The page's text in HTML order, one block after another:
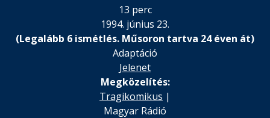
13 perc
1994. június 23.
(Legalább 6 ismétlés. Műsoron tartva 24 éven át)
Adaptáció
Jelenet
Megközelítés:
Tragikomikus |
Magyar Rádió